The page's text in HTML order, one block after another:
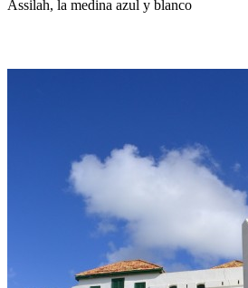
Assilah, la medina azul y blanco